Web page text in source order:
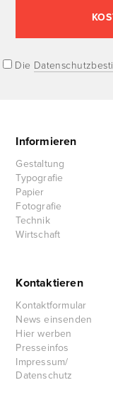
Die
Informieren
Gestaltung
Typografie
Papier
Fotografie
Technik
Wirtschaft
Kontaktieren
Kontaktformular
News einsenden
Hier werben
Presseinfos
Impressum/
Datenschutz